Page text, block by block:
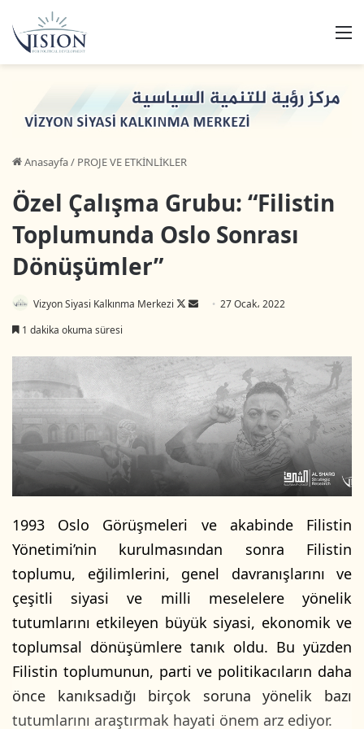
Anasayfa/ PROJE VE ETKİNLİKLER
Özel Çalışma Grubu: “Filistin
Toplumunda Oslo Sonrası
Dönüşümler”
Vizyon Siyasi Kalkınma Merkezi
F
l
w
o
n
X
p
o
s
t
g
d
e
m
k
27 Ocak، 2022
1 dakika okuma süresi
1993 Oslo Görüşmeleri ve akabinde Filistin
Yönetimi’nin kurulmasından sonra Filistin
toplumu, eğilimlerini, genel davranışlarını ve
çeşitli siyasi ve milli meselelere yönelik
tutumlarını etkileyen büyük siyasi, ekonomik ve
toplumsal dönüşümlere tanık oldu. Bu yüzden
Filistin toplumunun, parti ve politikacıların daha
önce kanıksadığı birçok soruna yönelik bazı
tutumlarını araştırmak hayati önem arz ediyor.